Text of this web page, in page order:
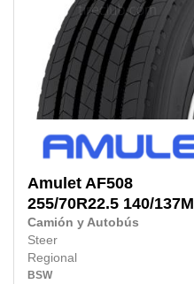
Amulet AF508
255/70R22.5 140/137M
Camión y Autobús
Steer
Regional
BSW